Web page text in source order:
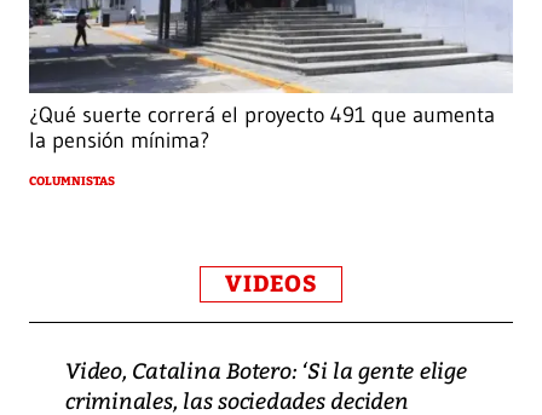
¿Qué suerte correrá el proyecto 491 que aumenta
la pensión mínima?
COLUMNISTAS
VIDEOS
Video, Catalina Botero: ‘Si la gente elige
criminales, las sociedades deciden